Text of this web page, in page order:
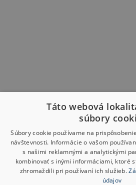
Táto webová
súbory
Súbory cookie používame na
návštevnosti. Informácie o vašom
s našimi reklamnými a analytickými
kombinovať s inými informáciami, ktoré
zhromaždili pri používaní ich služieb.
údajov